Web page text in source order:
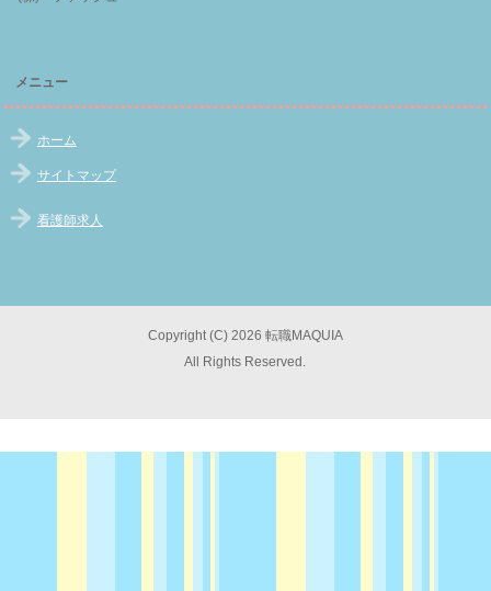
メニュー
ホーム
サイトマップ
看護師求人
Copyright (C) 2026 転職MAQUIA
All Rights Reserved.